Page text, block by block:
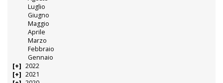
Luglio
Giugno
Maggio
Aprile
Marzo
Febbraio
Gennaio
2022
2021